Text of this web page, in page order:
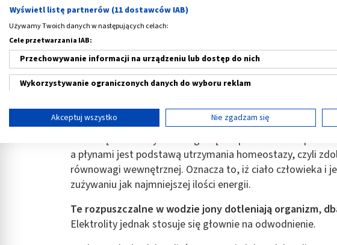
Co to są elektrolity?
Elektrolity(jony soli)to składniki niezbędne do
elektrolitową i dobre samopoczucie.
Na co są elektrolity i dlaczego są tak potrzebne?
a płynami jest podstawą utrzymania homeostazy, czyli
równowagi wewnętrznej. Oznacza to, iż ciało człowieka i
zużywaniu jak najmniejszej ilości energii.
Te rozpuszczalne w wodzie jony dotleniają organizm,
Elektrolity jednak stosuje się głownie na odwodnienie.
Wyświetl listę partnerów (11 dostawców IAB)
Używamy Twoich danych w następujących celach:
Cele przetwarzania IAB:
Przechowywanie informacji na urządzeniu lub dostęp do nich
Wykorzystywanie ograniczonych danych do wyboru reklam
Tworzenie profili w celu spersonalizowanych reklam
Tworzenie profili w celu personalizacji treści
Wykorzystywanie profili w celu doboru spersonalizowanych treści
Pomiar efektywności reklam
Pomiar efektywności treści
Akceptuj wszystko Nie zgadzam się